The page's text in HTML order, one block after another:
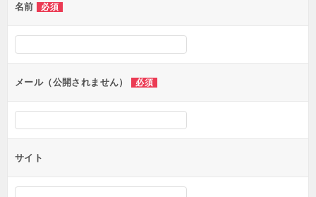
ー
シ
ン
名前 必須
メール（公開されません） 必須
サイト